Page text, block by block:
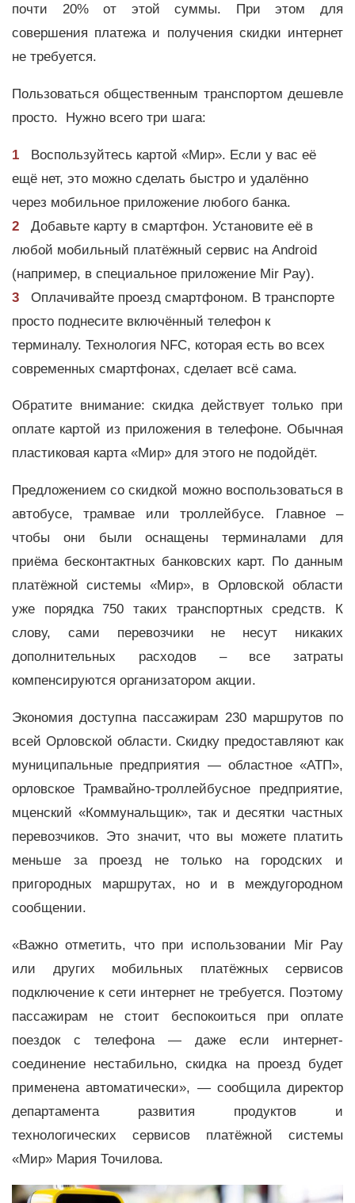
почти 20% от этой суммы. При этом для
совершения платежа и получения скидки интернет
не требуется.
Пользоваться общественным транспортом дешевле
просто. Нужно всего три шага:
Воспользуйтесь картой «Мир». Если у вас её
ещё нет, это можно сделать быстро и удалённо
через мобильное приложение любого банка.
Добавьте карту в смартфон. Установите её в
любой мобильный платёжный сервис на Android
(например, в специальное приложение Mir Pay).
Оплачивайте проезд смартфоном. В транспорте
просто поднесите включённый телефон к
терминалу. Технология NFC, которая есть во всех
современных смартфонах, сделает всё сама.
Обратите внимание: скидка действует только при
оплате картой из приложения в телефоне. Обычная
пластиковая карта «Мир» для этого не подойдёт.
Предложением со скидкой можно воспользоваться в
автобусе, трамвае или троллейбусе. Главное –
чтобы они были оснащены терминалами для
приёма бесконтактных банковских карт. По данным
платёжной системы «Мир», в Орловской области
уже порядка 750 таких транспортных средств. К
слову, сами перевозчики не несут никаких
дополнительных расходов – все затраты
компенсируются организатором акции.
Экономия доступна пассажирам 230 маршрутов по
всей Орловской области. Скидку предоставляют как
муниципальные предприятия — областное «АТП»,
орловское Трамвайно-троллейбусное предприятие,
мценский «Коммунальщик», так и десятки частных
перевозчиков. Это значит, что вы можете платить
меньше за проезд не только на городских и
пригородных маршрутах, но и в междугородном
сообщении.
«Важно отметить, что при использовании Mir Pay
или других мобильных платёжных сервисов
подключение к сети интернет не требуется. Поэтому
пассажирам не стоит беспокоиться при оплате
поездок с телефона — даже если интернет-
соединение нестабильно, скидка на проезд будет
применена автоматически», — сообщила директор
департамента развития продуктов и
технологических сервисов платёжной системы
«Мир» Мария Точилова.